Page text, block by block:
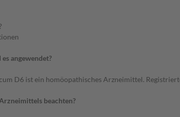
angewendet?
D6 ist ein homöopathisches Arzneimittel.
beachten?